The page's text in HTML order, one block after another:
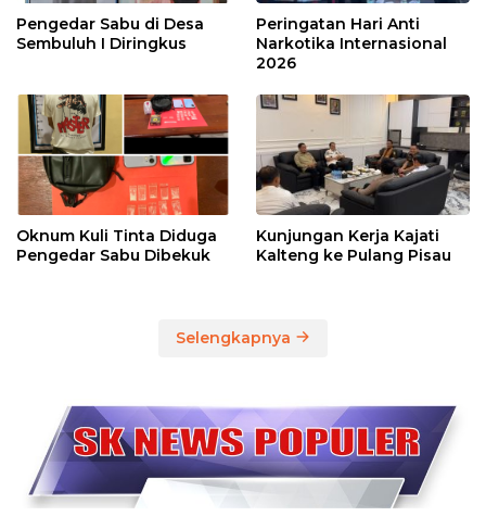
Pengedar Sabu di Desa
Sembuluh I Diringkus
Peringatan Hari Anti
Narkotika Internasional
2026
Oknum Kuli Tinta Diduga
Pengedar Sabu Dibekuk
Kunjungan Kerja Kajati
Kalteng ke Pulang Pisau
Selengkapnya